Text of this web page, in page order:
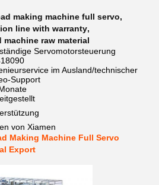
making machine full servo,
line with warranty,
raw material
Servomotorsteuerung
im Ausland/technischer
Support
von Xiamen
Making Machine Full Servo
Export